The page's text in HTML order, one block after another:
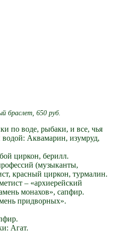
браслет, 650 руб.
по воде, рыбаки, и все, чья
водой: Аквамарин, изумруд,
циркон, берилл.
(музыканты,
красный циркон, турмалин.
– «архиерейский
монахов», сапфир.
придворных».
Агат.